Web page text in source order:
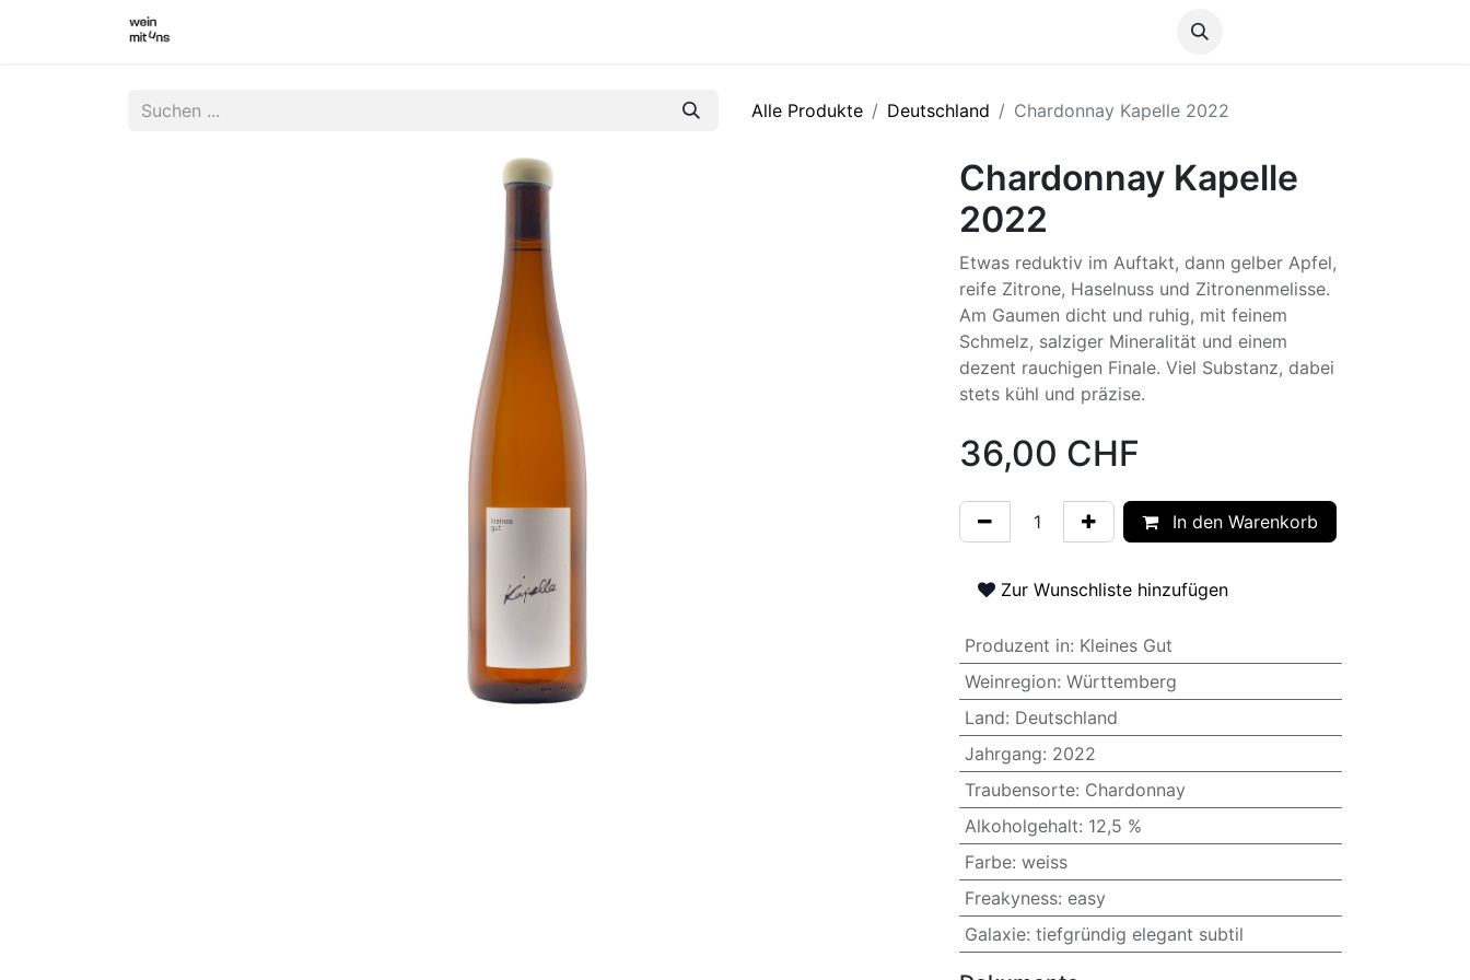
Alle Produkte Deutschland Chardonnay Kapelle 2022
Chardonnay Kapelle
2022
Etwas reduktiv im Auftakt, dann gelber Apfel,
reife Zitrone, Haselnuss und Zitronenmelisse.
Am Gaumen dicht und ruhig, mit feinem
Schmelz, salziger Mineralität und einem
dezent rauchigen Finale. Viel Substanz, dabei
stets kühl und präzise.
36,00 CHF
In den Warenkorb
Zur Wunschliste hinzufügen
Produzent in: Kleines Gut
Weinregion: Württemberg
Land: Deutschland
Jahrgang: 2022
Traubensorte: Chardonnay
Alkoholgehalt: 12,5 %
Farbe: weiss
Freakyness: easy
Galaxie: tiefgründig elegant subtil